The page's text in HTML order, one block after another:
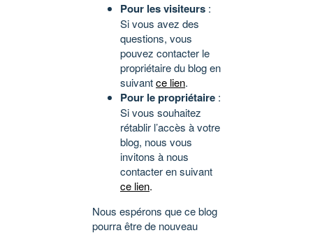
Pour les visiteurs :
Si vous avez des
questions, vous
pouvez contacter le
propriétaire du blog en
suivantce lien.
Pour le propriétaire :
Si vous souhaitez
rétablir l’accès à votre
blog, nous vous
invitons à nous
contacter en suivant
ce lien.
Nous espérons que ce blog
pourra être de nouveau